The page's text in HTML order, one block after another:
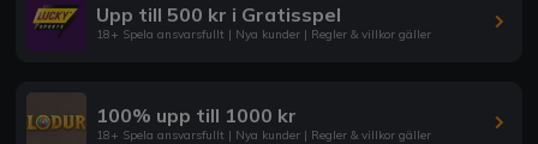
Upp till 500 kr i Gratisspel
18+ Spela ansvarsfullt | Nya kunder | Regler & villkor gäller
100% upp till 1000 kr
18+ Spela ansvarsfullt | Nya kunder | Regler & villkor gäller